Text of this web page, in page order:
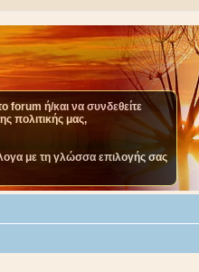
forum ή/και να συνδεθείτε
πολιτικής μας,
με τη γλώσσα επιλογής σας